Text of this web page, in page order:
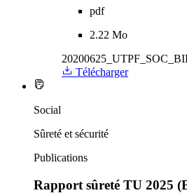
pdf
2.22 Mo
Télécharger
Social
Sûreté et sécurité
Publications
Rapport sûreté TU 2025